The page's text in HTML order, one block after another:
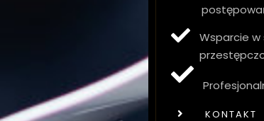
Wsparcie w
KONTAKT